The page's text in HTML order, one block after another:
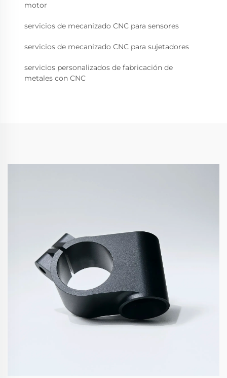
motor
servicios de mecanizado CNC para sensores
servicios de mecanizado CNC para sujetadores
servicios personalizados de fabricación de
metales con CNC